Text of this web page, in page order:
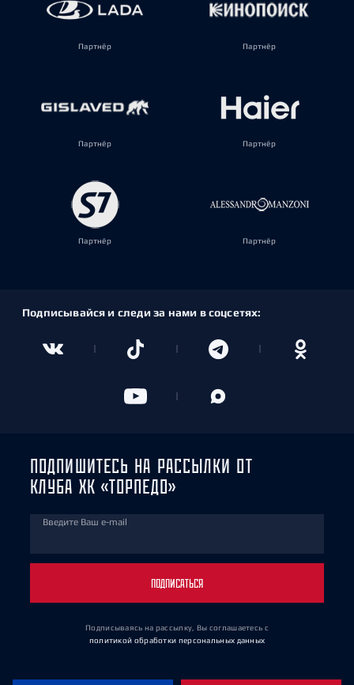
Партнёр Партнёр
Партнёр Партнёр
Партнёр Партнёр
Подписывайся и следи за нами в соцсетях:
ПОДПИШИТЕСЬ НА РАССЫЛКИ ОТ
КЛУБА ХК «ТОРПЕДО»
Введите Ваш e-mail
ПОДПИСАТЬСЯ
Подписываясь на рассылку, Вы соглашаетесь с
политикой обработки персональных данных